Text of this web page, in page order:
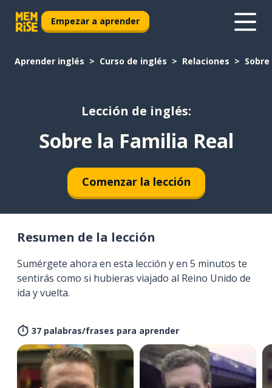
Empezar a aprender
Aprender inglés Curso de inglés Relaciones
Lección de inglés:
Sobre la Familia Real
Comenzar la lección
Resumen de la lección
Sumérgete ahora en esta lección y en 5 minutos te
sentirás como si hubieras viajado al Reino Unido de
ida y vuelta.
37 palabras/frases para aprender